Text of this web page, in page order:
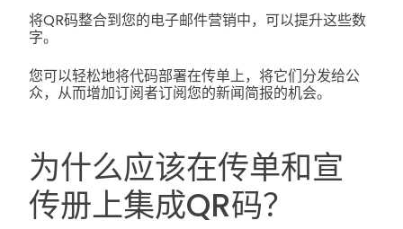
将QR码整合到您的电子邮件营销中，可以提升这些数
字。
您可以轻松地将代码部署在传单上，将它们分发给公
众，从而增加订阅者订阅您的新闻简报的机会。
为什么应该在传单和宣
传册上集成QR码？